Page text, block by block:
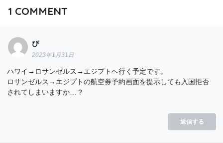
1 COMMENT
ぴ
2023年1月31日
ハワイ→ロサンゼルス→エジプトへ行く予定です。
ロサンゼルス→エジプトの航空券予約画面を提示しても入国拒否
されてしまいますか…？
返信する